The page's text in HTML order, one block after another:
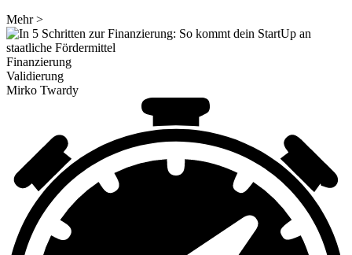
Mehr>
Finanzierung
Validierung
Mirko Twardy